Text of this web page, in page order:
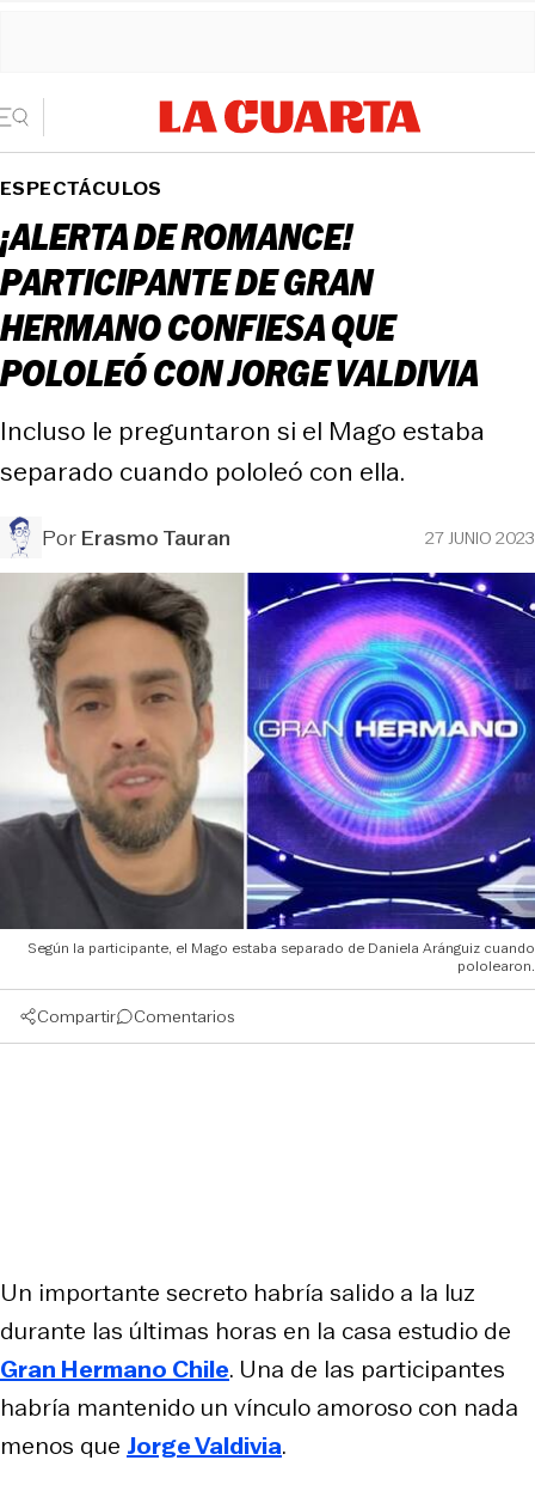
ESPECTÁCULOS
¡ALERTA DE ROMANCE!
PARTICIPANTE DE GRAN
HERMANO CONFIESA QUE
POLOLEÓ CON JORGE VALDIVIA
Incluso le preguntaron si el Mago estaba
separado cuando pololeó con ella.
PorErasmo Tauran 27 JUNIO 2023
Según la participante, el Mago estaba separado de Daniela Aránguiz cuando
pololearon.
Compartir Comentarios
Un importante secreto habría salido a la luz
durante las últimas horas en la casa estudio de
Gran Hermano Chile. Una de las participantes
habría mantenido un vínculo amoroso con nada
menos que Jorge Valdivia.